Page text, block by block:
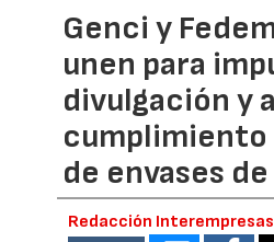
Genci y
unen para
divulgación y
cumplimiento
de envases
Redacción Interempresas